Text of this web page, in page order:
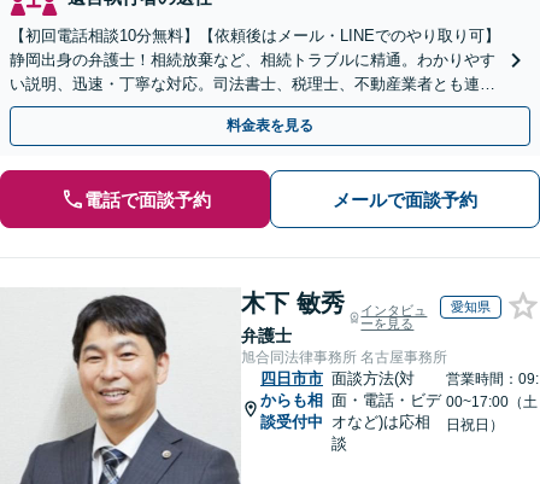
【初回電話相談10分無料】【依頼後はメール・LINEでのやり取り可】
静岡出身の弁護士！相続放棄など、相続トラブルに精通。わかりやす
い説明、迅速・丁寧な対応。司法書士、税理士、不動産業者とも連携
し、遺産相続をトータルサポート【完全個室相談】
料金表を見る
電話で面談予約 メールで面談予約
木下 敏秀
弁護士
インタビュ
ーを見る
愛知県
旭合同法律事務所 名古屋事務所
四日市市
からも相
談受付中
面談方法(対
面・電話・ビデ
オなど)は応相
談
営業時間：09:
00~17:00（土
日祝日）